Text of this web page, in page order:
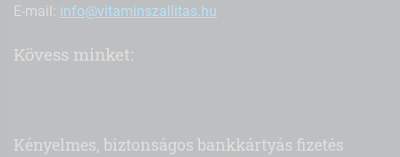
E-mail: info@vitaminszallitas.hu
Kövess minket:
Kényelmes, biztonságos bankkártyás fizetés